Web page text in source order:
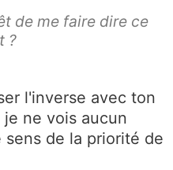
de me faire dire ce
?
l'inverse avec ton
ne vois aucun
de la priorité de